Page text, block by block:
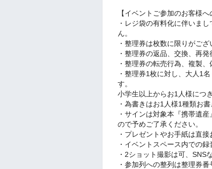
【イベントご参加のお客様へ
・レジ袋の有料化に伴いま
ん。
・整理券は枚数に限りがご
・整理券の返品、交換、再発
・整理券の転売行為、複製
・整理券1枚に対し、大人1
す。
小学生以上からお1人様につ
・為書きはお1人様1種類お
・サインは対象本『携帯遺
ので予めご了承ください。
・プレゼントやお手紙は直接
・イベントスペース内での
・2ショット撮影は可、SNS
・参加列への整列は整理券